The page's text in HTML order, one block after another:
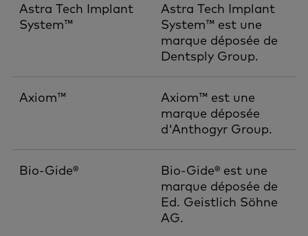
Astra Tech Implant
System™
Astra Tech Implant
System™ est une
marque déposée de
Dentsply Group.
Axiom™
Axiom™ est une
marque déposée
d'Anthogyr Group.
Bio-Gide®
Bio-Gide® est une
marque déposée de
Ed. Geistlich Söhne
AG.